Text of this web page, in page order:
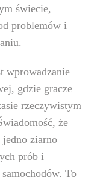
świecie,
problemów i
wprowadzanie
gdzie gracze
rzeczywistym
że
jedno ziarno
prób i
To